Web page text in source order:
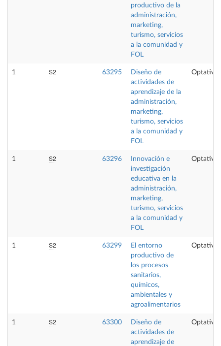
productivo de la
administración,
marketing,
turismo, servicios
a la comunidad y
FOL
1 S2 63295
Diseño de
actividades de
aprendizaje de la
administración,
marketing,
turismo, servicios
a la comunidad y
FOL
Optativa
1 S2 63296
Innovación e
investigación
educativa en la
administración,
marketing,
turismo, servicios
a la comunidad y
FOL
Optativa
1 S2 63299
El entorno
productivo de
los procesos
sanitarios,
químicos,
ambientales y
agroalimentarios
Optativa
1 S2 63300
Diseño de
actividades de
aprendizaje de
Optativa